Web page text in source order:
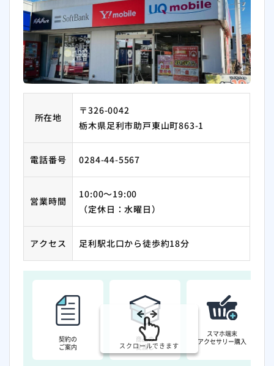
所在地
〒326-0042
栃木県足利市助戸東山町863-1
電話番号 0284-44-5567
営業時間
10:00～19:00
（定休日：水曜日）
アクセス 足利駅北口から徒歩約18分
契約の
ご案内
商品の
受渡し
スマホ端末
アクセサリー購入
スクロールできます